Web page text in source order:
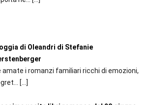
di Oleandri di Stefanie
amate i romanzi familiari ricchi di emozioni,
[…]